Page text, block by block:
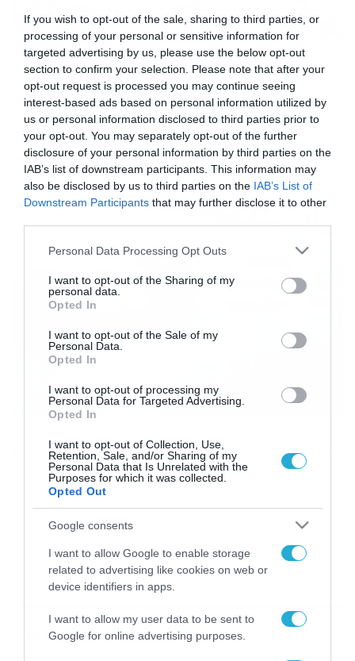
If you wish to opt-out of the sale, sharing to third parties, or
processing of your personal or sensitive information for
targeted advertising by us, please use the below opt-out
section to confirm your selection. Please note that after your
opt-out request is processed you may continue seeing
interest-based ads based on personal information utilized by
us or personal information disclosed to third parties prior to
your opt-out. You may separately opt-out of the further
disclosure of your personal information by third parties on the
IAB’s list of downstream participants. This information may
also be disclosed by us to third parties on the IAB’s List of
Downstream Participants that may further disclose it to other
Please note that this website/app uses one or more Google
not limited to your visit or usage behaviour. You may click to
grant or deny consent to Google and its third-party tags to
use your data for below specified purposes in below Google
consent section.
Personal Data Processing Opt Outs
I want to opt-out of the Sharing of my
personal data.
Opted In
I want to opt-out of the Sale of my
Personal Data.
Opted In
I want to opt-out of processing my
Personal Data for Targeted Advertising.
Opted In
I want to opt-out of Collection, Use,
Retention, Sale, and/or Sharing of my
Personal Data that Is Unrelated with the
Purposes for which it was collected.
Opted Out
Google consents
I want to allow Google to enable storage
related to advertising like cookies on web or
device identifiers in apps.
I want to allow my user data to be sent to
Google for online advertising purposes.
16/02/2024 10:18
Στα ύψη οι τιμές των φαρμάκων! Τι
συμβαίνει; (vid)
Μέγα θέμα δημιουργεί για τους πολίτες η συνεχιζόμενη
αύξηση στις τιμές των φαρμάκων, ακόμα και των
γενοσήμων, με αποτέλεσμα να αναμένονται σύντομα
κυβερνητικές πρωτοβουλίες. Σύμφωνα με τους
φαρμακοποιούς, παρατηρούνται αυξήσεις σε φάρμακα
ακόμα και έως 80%, γεγονός που εύκολα γίνεται
ΕΟΦ: Προσοχή! Ανακαλείται φάρμακο για
την αρτηριακή πίεση
Ο ΕΟΦ ανακοίνωσε ότι ανακαλεί φάρμακο για την
αρτηριακή πίεση. Δείτε την απόφαση. Την ανάκληση
φαρμάκου για την αρτηριακή πίεση ανακοίνωσε ο ΕΟΦ.
Αναλυτικότερα, ο Οργανισμός ανακοίνωσε την ανάκληση
των παρτίδων του Πίνακα Ι των φαρμακευτικών
προϊόντων Aprovel 150mg, Aprovel 300mg, CoAprovel
300/25mg και Karvezide 300/25mg, λόγω υπέρβασης του
Ροή Ειδήσεων